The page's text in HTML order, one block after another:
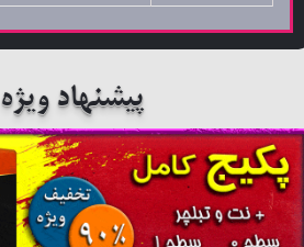
پیشنهاد ویژه